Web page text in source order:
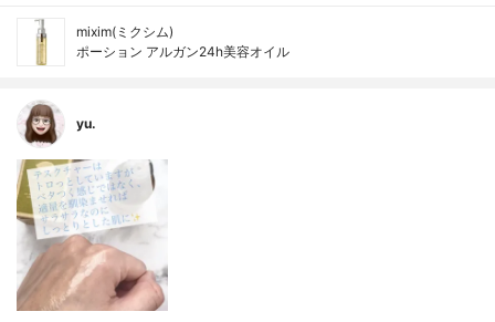
mixim(ミクシム)
ポーション アルガン24h美容オイル
yu.